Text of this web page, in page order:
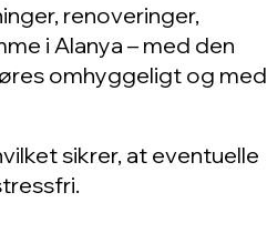
renoveringer,
i Alanya – med den
omhyggeligt og med
sikrer, at eventuelle